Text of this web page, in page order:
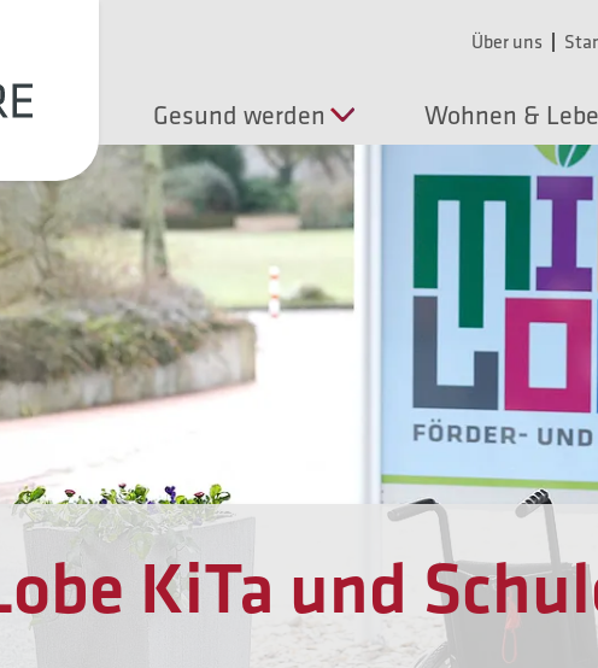
Gesund werden Wohnen &
Über uns
KiTa und